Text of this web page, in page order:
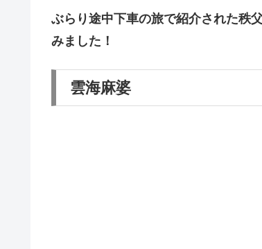
ぶらり途中下車の旅で紹介された秩
みました！
雲海麻婆